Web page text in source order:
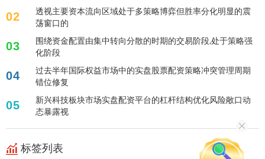
02
透视主要资本流向区域处于多策略博弈但胜率分化明显的震
荡窗口的
03
围绕资金配置由集中转向分散的时期的交易阶段,处于策略强
化阶段
04
过去半年国际权益市场中的实盘股票配资策略冲突管理周期
错位修复
05
新兴科技板块市场实盘配资平台的杠杆结构优化风险敞口动
态暴露视
标签列表